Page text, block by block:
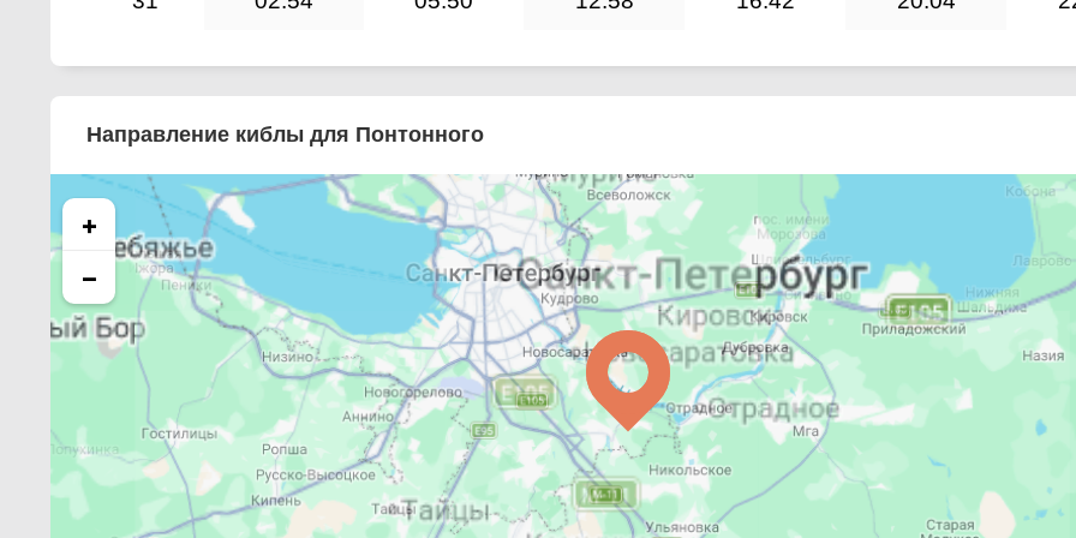
Направление киблы для Понтонного
+
−